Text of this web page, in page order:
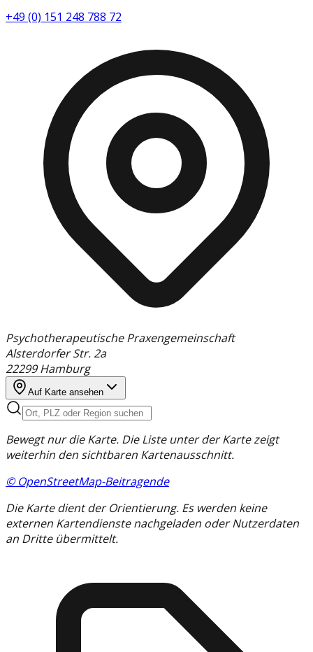
+49 (0) 151 248 788 72
Psychotherapeutische Praxengemeinschaft
Alsterdorfer Str. 2a
22299 Hamburg
Auf Karte ansehen
Bewegt nur die Karte. Die Liste unter der Karte zeigt
weiterhin den sichtbaren Kartenausschnitt.
© OpenStreetMap-Beitragende
Die Karte dient der Orientierung. Es werden keine
externen Kartendienste nachgeladen oder Nutzerdaten
an Dritte übermittelt.